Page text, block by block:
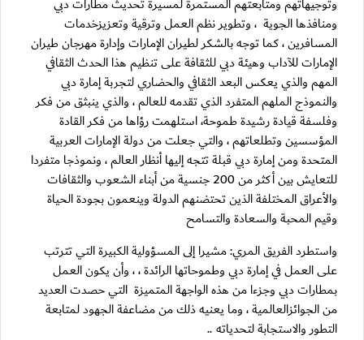
ومنافذها الجوية ، وتطوير نظم العمل وترقية وتعزيزخدمات
المسافرين ، كما توجه بالشكر لطيران الإمارات وإدارة مهرجان طيران
الإمارات للآداب وهيئة دبي للثقافة على تنظيم هذا الحدث الثقافي
المهم والذي يعكس البعد الثقافي والحضاري لتجربة إمارة دبي
والنموذج الملهم المتفرد الذي تقدمه للعالم ، والذي ينبثق من فكر
وفلسفة قيادة رشيدة طموحة، استلهمت رؤاها من فكر القادة
المؤسسين وتطلعاتهم ، والتي جعلت من دولة الإمارات العربية
المتحدة ومن إمارة دبي قبلة تتجه إليها أنظار العالم ، ونموذجا متفردا
للتعايش بين أكثر من 200 جنسية من أبناء الشعوب والثقافات
والأعراق المختلفة الذين تحتضنهم الدولة وينعمون بجودة الحياة
وقيم المحبة والسعادة والتسامح
واستطرد الفريق المري: مشيرا إلى المسؤولية الكبيرة التي تترتب
على العمل في إمارة دبي وطموحاتها الرائدة ، ، وأن يكون العمل
بمطارات دبي وجزءا من هذه الواجهة المتميزة التي حصدت العديد
من الجوائزالعالمية ، وما يعنيه ذلك من مضاعفة الجهود لمتابعة
التطور والاستجابة لتحدياته ..